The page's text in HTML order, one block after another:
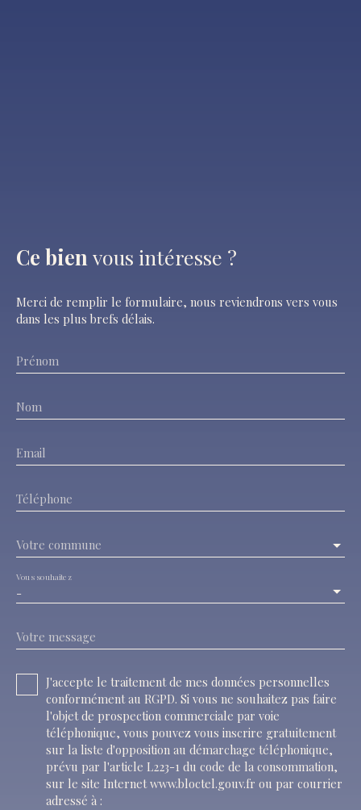
Ce bien vous intéresse ?
Merci de remplir le formulaire, nous reviendrons vers vous
dans les plus brefs délais.
Prénom
Nom
Email
Téléphone
Votre commune
-
Vous souhaitez
Votre message
J'accepte le traitement de mes données personnelles
conformément au RGPD. Si vous ne souhaitez pas faire
l'objet de prospection commerciale par voie
téléphonique, vous pouvez vous inscrire gratuitement
sur la liste d'opposition au démarchage téléphonique,
prévu par l'article L223-1 du code de la consommation,
sur le site Internet www.bloctel.gouv.fr ou par courrier
adressé à :